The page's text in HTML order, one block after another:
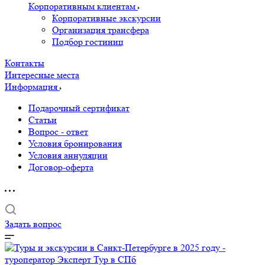
Корпоративным клиентам
Корпоративные экскурсии
Организация трансфера
Подбор гостиниц
Контакты
Интересные места
Информация
Подарочный сертификат
Статьи
Вопрос - ответ
Условия бронирования
Условия аннуляции
Договор-оферта
Задать вопрос